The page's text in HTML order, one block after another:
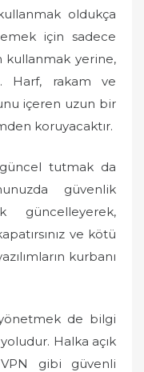
oldukça
için sadece
kullanmak yerine,
Harf, rakam ve
içeren uzun bir
koruyacaktır.
güncel tutmak da
güvenlik
güncelleyerek,
ve kötü
kurbanı
yönetmek de bilgi
Halka açık
VPN gibi güvenli